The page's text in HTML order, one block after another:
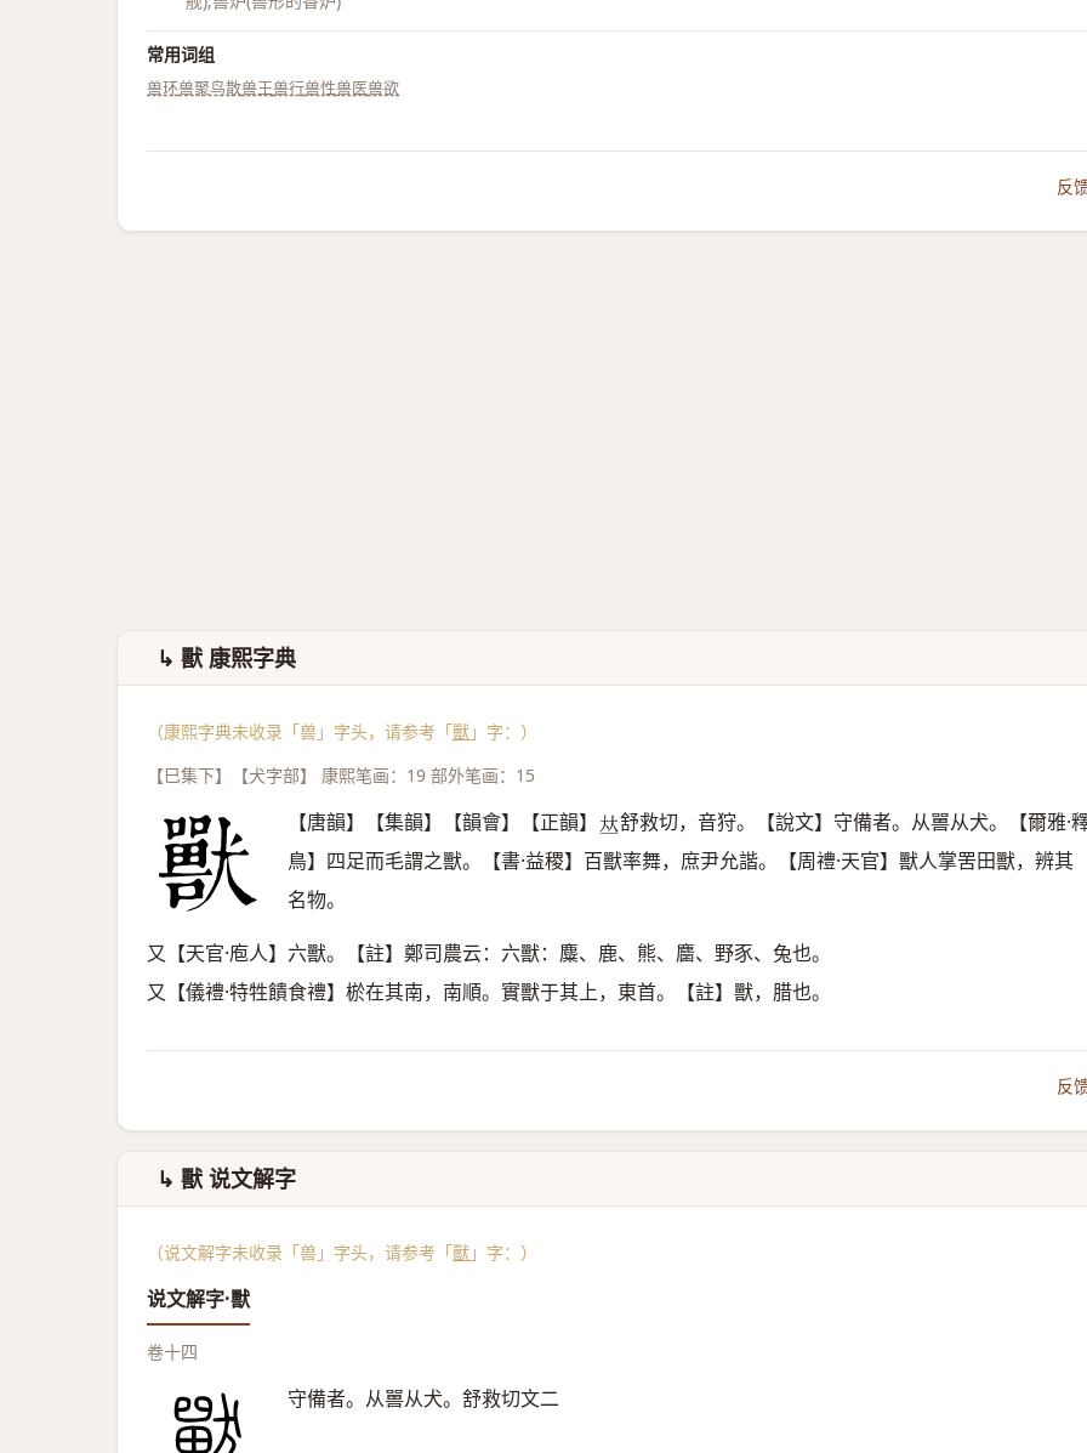
常用词组
兽环兽聚鸟散兽王兽行兽性兽医兽欲
反
↳ 獸 康熙字典
（康熙字典未收录「兽」字头，请参考「獸 」字：）
【巳集下】【犬字部】 康熙笔画：19 部外笔画：15
【唐韻】【集韻】【韻會】【正韻】 𠀤舒救切，音狩。【說文】守備者。从嘼从犬。【爾雅·
鳥】四足而毛謂之獸。【書·益稷】百獸率舞，庶尹允諧。【周禮·天官】獸人掌罟田獸，辨其
名物。
又【天官·庖人】六獸。【註】鄭司農云：六獸：麋、鹿、熊、麕、野豕、兔也。
又【儀禮·特牲饋食禮】棜在其南，南順。實獸于其上，東首。【註】獸，腊也。
反
↳ 獸 说文解字
（说文解字未收录「兽」字头，请参考「獸 」字：）
说文解字·獸
卷十四
守備者。从嘼从犬。舒救切文二